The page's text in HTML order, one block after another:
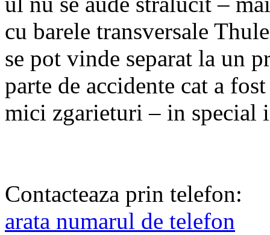
cu barele transversale
se pot vinde separat la un
parte de accidente cat a
mici zgarieturi – in special
Contacteaza prin telefon:
arata numarul de telefon